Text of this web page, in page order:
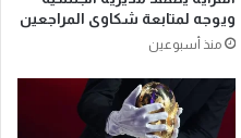
ويوجه لمتابعة شكاوى المراجعين
منذ أسبوعين